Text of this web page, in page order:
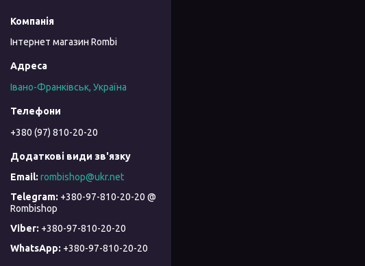
Інтернет магазин Rombi
Івано-Франківськ, Україна
+380 (97) 810-20-20
rombishop@ukr.net
+380-97-810-20-20 @
Rombishop
+380-97-810-20-20
+380-97-810-20-20